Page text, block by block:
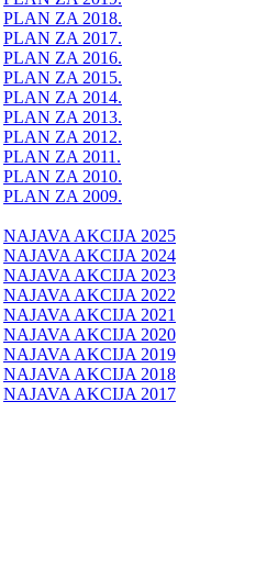
PLAN ZA 2018.
PLAN ZA 2017.
PLAN ZA 2016.
PLAN ZA 2015.
PLAN ZA 2014.
PLAN ZA 2013.
PLAN ZA 2012.
PLAN ZA 2011.
PLAN ZA 2010.
PLAN ZA 2009.
NAJAVA AKCIJA 2025
NAJAVA AKCIJA 2024
NAJAVA AKCIJA 2023
NAJAVA AKCIJA 2022
NAJAVA AKCIJA 2021
NAJAVA AKCIJA 2020
NAJAVA AKCIJA 2019
NAJAVA AKCIJA 2018
NAJAVA AKCIJA 2017